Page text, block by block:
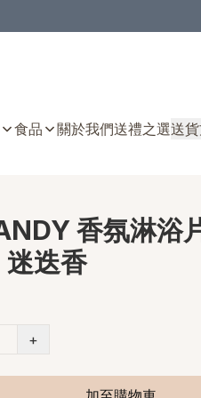
食品 關於我們送禮之選送
香氛淋浴
迭香
+